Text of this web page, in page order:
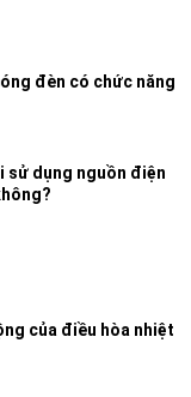
đèn có chức năng
sử dụng nguồn điện
của điều hòa nhiệt